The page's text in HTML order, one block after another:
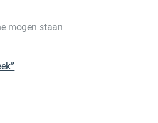
mogen staan